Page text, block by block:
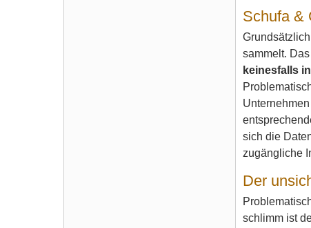
Schufa &
sammelt.
keinesfalls
sich die
zugängliche
Der
schlimm ist